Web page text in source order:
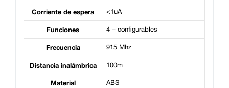
Corriente de espera <1uA
Funciones 4 – configurables
Frecuencia 915 Mhz
Distancia inalámbrica 100m
Material ABS